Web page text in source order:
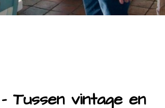
Tussen vintage en